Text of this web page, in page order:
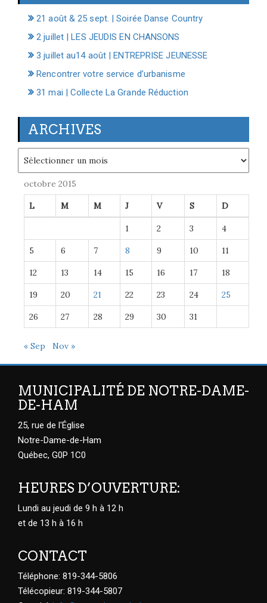
21 août & 25 sept. | Soirée Danse Country
2 juillet | LES JEUDIS EN CHANSONS
3 juillet au14 août | ENTREPRISE JEUNESSE
Rencontrer votre service d’urbanisme
31 mai | Collecte La Grande Réduction
ARCHIVES
octobre 2015
L M M J V S D
1 2 3 4
5 6 7 8 9 10 11
12 13 14 15 16 17 18
19 20 21 22 23 24 25
26 27 28 29 30 31
« Sep Nov »
MUNICIPALITÉ DE NOTRE-DAME-
DE-HAM
25, rue de l'Église
Notre-Dame-de-Ham
Québec, G0P 1C0
HEURES D’OUVERTURE:
Lundi au jeudi de 9 h à 12 h
et de 13 h à 16 h
CONTACT
Téléphone: 819-344-5806
Télécopieur: 819-344-5807